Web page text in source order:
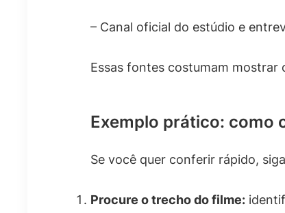
– Canal oficial do estúdio e
Essas fontes costumam mostrar
Exemplo prático: como
Se você quer conferir rápido,
Procure o trecho do filme: